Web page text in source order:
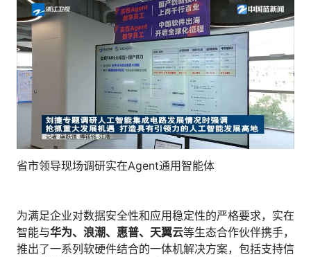
省市领导现场调研实在Agent通用智能体
为满足企业对数据安全性和应用稳定性的严格要求，实在
智能与华为、浪潮、惠普、天翼云等生态合作伙伴携手，
推出了一系列软硬件结合的一体机解决方案，包括支持信